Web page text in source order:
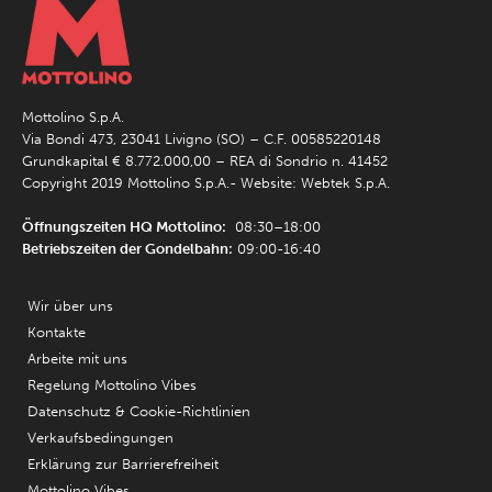
Mottolino S.p.A.
Via Bondi 473, 23041 Livigno (SO) – C.F. 00585220148
Grundkapital € 8.772.000,00 – REA di Sondrio n. 41452
Copyright 2019 Mottolino S.p.A.- Website: Webtek S.p.A.
Öffnungszeiten HQ Mottolino: 08:30–18:00
Betriebszeiten der Gondelbahn: 09:00-16:40
Wir über uns
Kontakte
Arbeite mit uns
Regelung Mottolino Vibes
Datenschutz & Cookie-Richtlinien
Verkaufsbedingungen
Erklärung zur Barrierefreiheit